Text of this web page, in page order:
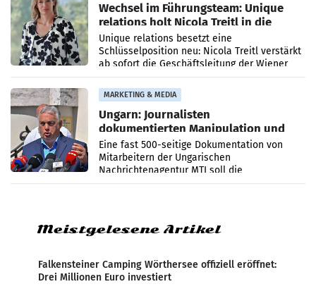
Wechsel im Führungsteam: Unique
relations holt Nicola Treitl in die
Geschäftsleitung
Unique relations besetzt eine
Schlüsselposition neu: Nicola Treitl verstärkt
ab sofort die Geschäftsleitung der Wiener
PR-Agentur an der Seite von Josef Kalina und
Anna Kalina-Mahr.
MARKETING & MEDIA
Ungarn: Journalisten
dokumentierten Manipulation und
Zensur
Eine fast 500-seitige Dokumentation von
Mitarbeitern der Ungarischen
Nachrichtenagentur MTI soll die
systematische Nachrichten-Manipulation und
Meistgelesene Artikel
Falkensteiner Camping Wörthersee offiziell eröffnet:
Drei Millionen Euro investiert